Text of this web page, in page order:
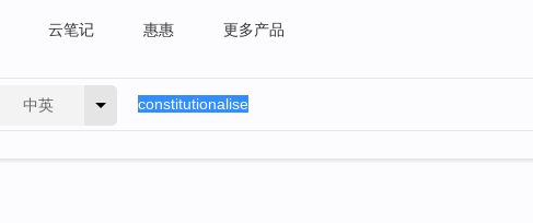
云笔记 惠惠 更多产品
中英